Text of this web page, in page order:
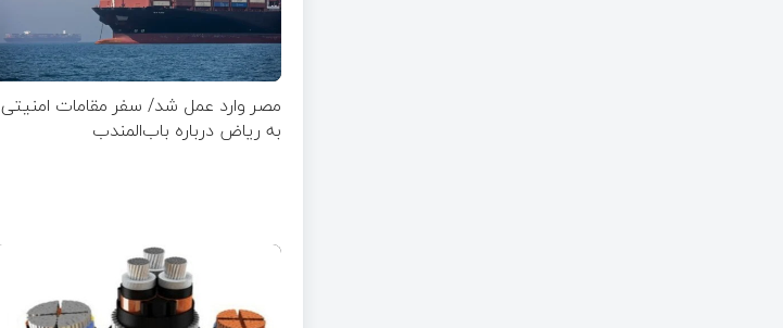
مصر وارد عمل شد/ سفر مقامات امنیتی
به ریاض درباره باب‌المندب